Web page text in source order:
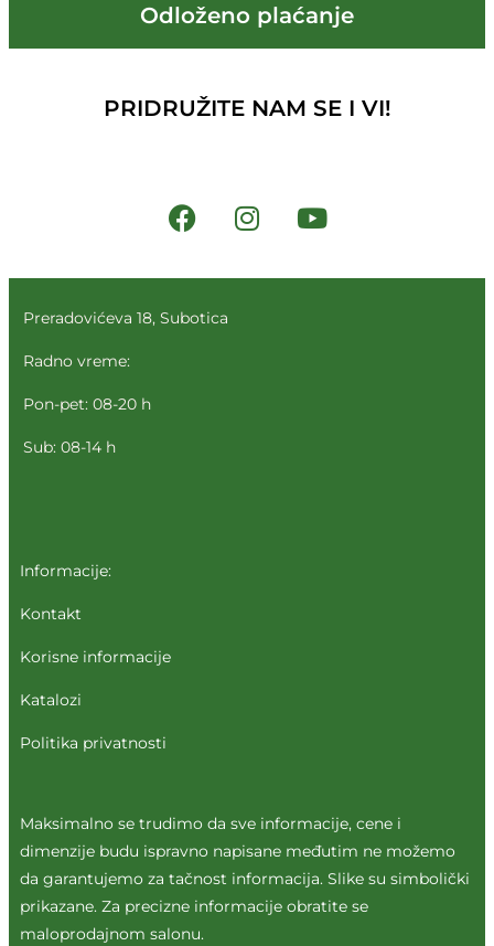
Odloženo plaćanje
PRIDRUŽITE NAM SE I VI!
Preradovićeva 18, Subotica
Radno vreme:
Pon-pet: 08-20 h
Sub: 08-14 h
Informacije:
Kontakt
Korisne informacije
Katalozi
Politika privatnosti
Maksimalno se trudimo da sve informacije, cene i
dimenzije budu ispravno napisane međutim ne možemo
da garantujemo za tačnost informacija. Slike su simbolički
prikazane. Za precizne informacije obratite se
maloprodajnom salonu.